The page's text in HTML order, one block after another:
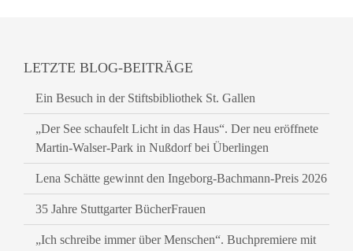
LETZTE BLOG-BEITRÄGE
Ein Besuch in der Stiftsbibliothek St. Gallen
„Der See schaufelt Licht in das Haus“. Der neu eröffnete
Martin-Walser-Park in Nußdorf bei Überlingen
Lena Schätte gewinnt den Ingeborg-Bachmann-Preis 2026
35 Jahre Stuttgarter BücherFrauen
„Ich schreibe immer über Menschen“. Buchpremiere mit